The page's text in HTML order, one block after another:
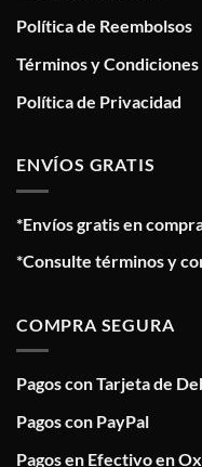
Política de Reembolsos
Términos y Condiciones
Política de Privacidad
ENVÍOS GRATIS
*Envíos gratis en
*Consulte términos y
COMPRA SEGURA
Pagos con Tarjeta de
Pagos con PayPal
Pagos en Efectivo en